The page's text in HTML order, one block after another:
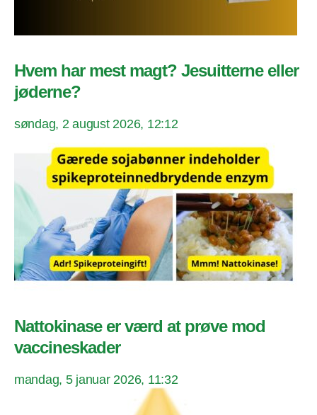
Hvem har mest magt? Jesuitterne eller
jøderne?
søndag, 2 august 2026, 12:12
Nattokinase er værd at prøve mod
vaccineskader
mandag, 5 januar 2026, 11:32